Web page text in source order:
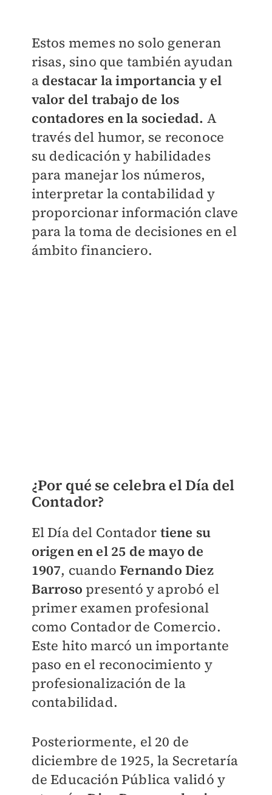
Estos memes no solo generan
risas, sino que también ayudan
a destacar la importancia y el
valor del trabajo de los
contadores en la sociedad. A
través del humor, se reconoce
su dedicación y habilidades
para manejar los números,
interpretar la contabilidad y
proporcionar información clave
para la toma de decisiones en el
ámbito financiero.
¿Por qué se celebra el Día del
Contador?
El Día del Contador tiene su
origen en el 25 de mayo de
1907, cuandoFernando Diez
Barroso presentó y aprobó el
primer examen profesional
como Contador de Comercio.
Este hito marcó un importante
paso en el reconocimiento y
profesionalización de la
contabilidad.
Posteriormente, el 20 de
diciembre de 1925, la Secretaría
de Educación Pública validó y